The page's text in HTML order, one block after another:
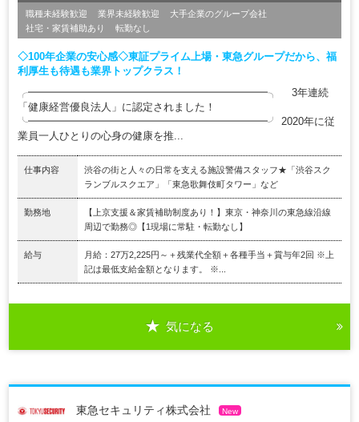
職種未経験歓迎 業界未経験歓迎
大手企業のグループ会社
社宅・家賃補助あり
転勤なし
◇100年企業の安心感◇東証プライム上場・東急グループだから、福
利厚生も待遇も業界トップクラス！
╭━━━━━━━━━━━━━━━━━━━━━━━╮ 3年連続
「健康経営優良法人」に認定されました！
╰━━━━━━━━━━━━━━━━━━━━━━━╯ 2020年に従
業員一人ひとりの心身の健康を推...
仕事内容
渋谷の街と人々の日常を支える施設警備スタッフ★「渋谷スク
ランブルスクエア」「東急歌舞伎町タワー」など
勤務地
【上京支援＆家賃補助制度あり！】東京・神奈川の東急線沿線
周辺で勤務◎【1現場に常駐・転勤なし】
給与
月給：27万2,225円～＋残業代全額＋各種手当＋賞与年2回 ※上
記は最低支給金額となります。 ※...
気になる
東急セキュリティ株式会社 New